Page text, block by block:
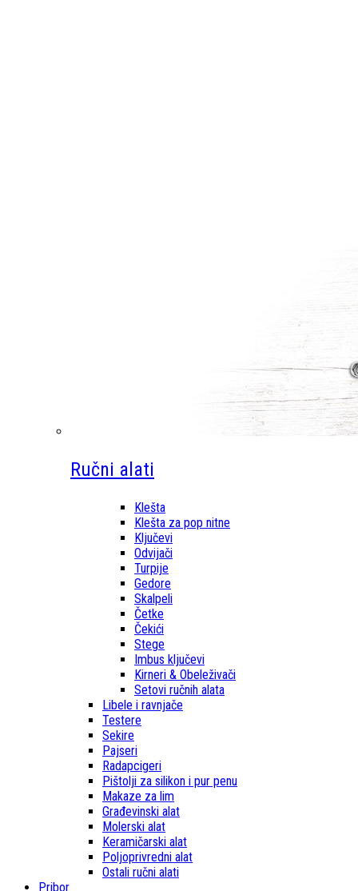
Ručni alati
Klešta
Klešta za pop nitne
Ključevi
Odvijači
Turpije
Gedore
Skalpeli
Četke
Čekići
Stege
Imbus ključevi
Kirneri & Obeleživači
Setovi ručnih alata
Libele i ravnjače
Testere
Sekire
Pajseri
Radapcigeri
Pištolji za silikon i pur penu
Makaze za lim
Građevinski alat
Molerski alat
Keramičarski alat
Poljoprivredni alat
Ostali ručni alati
Pribor